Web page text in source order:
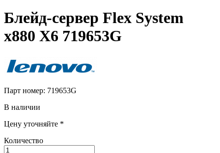
Блейд-сервер Flex System
x880 X6 719653G
Парт номер: 719653G
В наличии
Цену уточняйте *
Количество